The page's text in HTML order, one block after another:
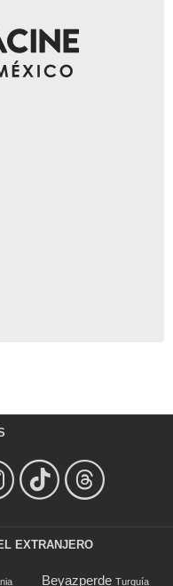
EXTRANJERO
Beyazperde Turquía